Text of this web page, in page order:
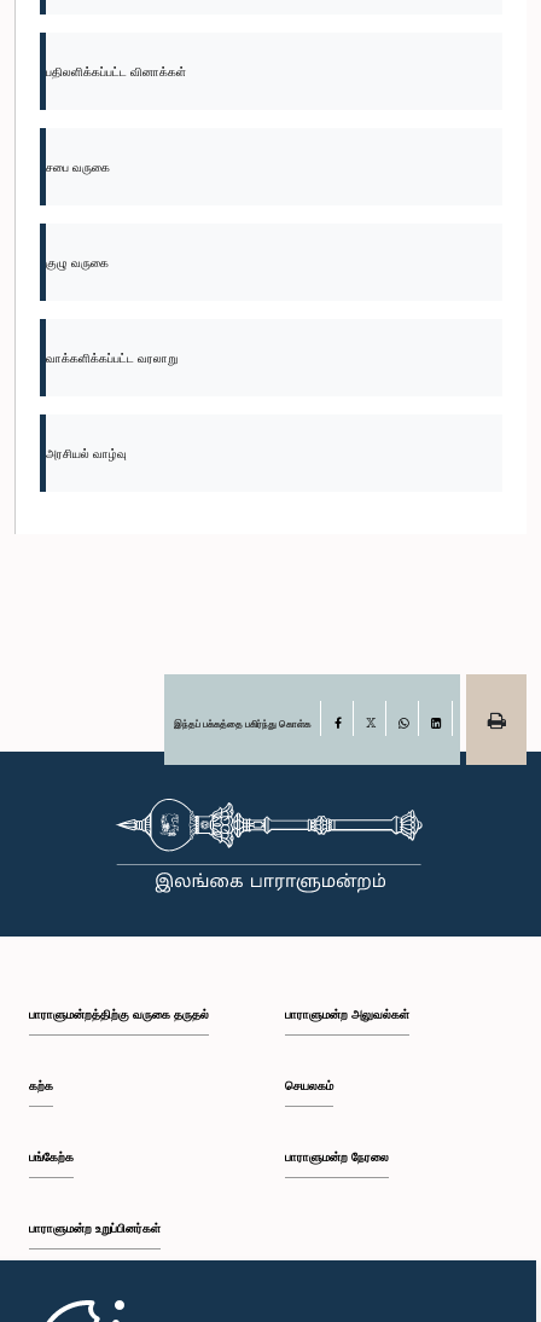
பதிலளிக்கப்பட்ட வினாக்கள்
சபை வருகை
குழு வருகை
வாக்களிக்கப்பட்ட வரலாறு
அரசியல் வாழ்வு
இந்தப் பக்கத்தை பகிர்ந்து கொள்க Facebook
பாராளுமன்றத்திற்கு வருகை தருதல்
கற்க
பங்கேற்க
பாராளுமன்ற உறுப்பினர்கள்
முதற்பக்கம்
பாராளுமன்ற அலுவல்கள்
செயலகம்
பாராளுமன்ற நேரலை